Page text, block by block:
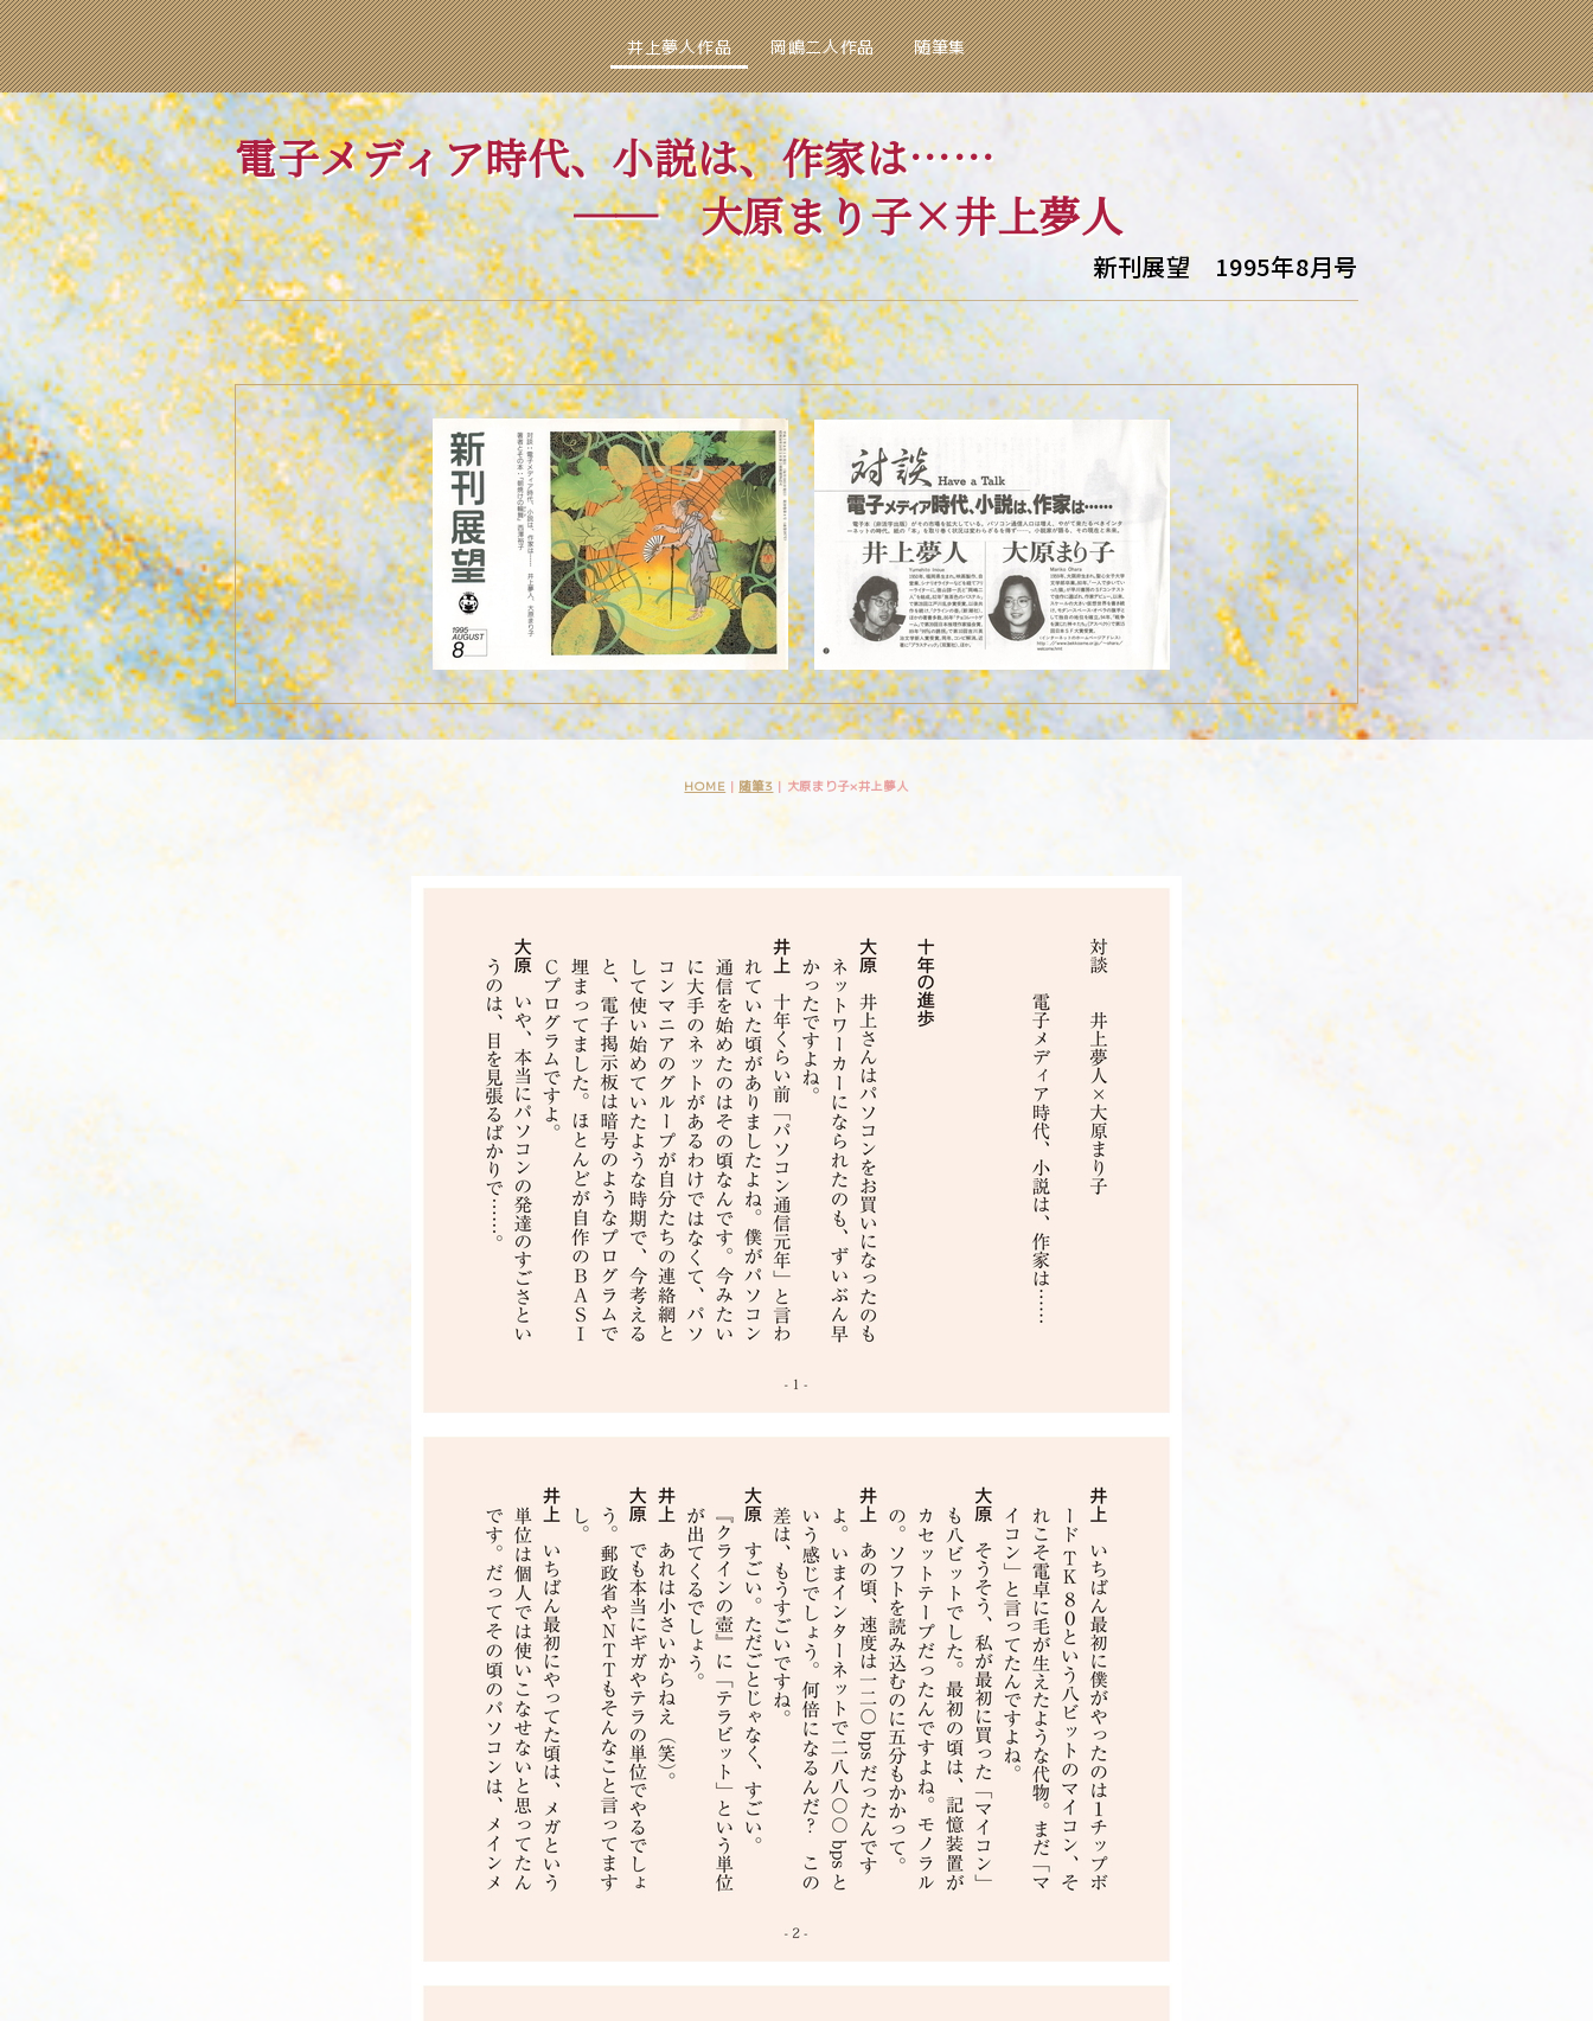
井上夢人作品 岡嶋二人作品 随筆集
電子メディア時代、小説は、作家は……
── 大原まり子×井上夢人
新刊展望 1995年8月号
HOME | 随筆3| 大原まり子×井上夢人